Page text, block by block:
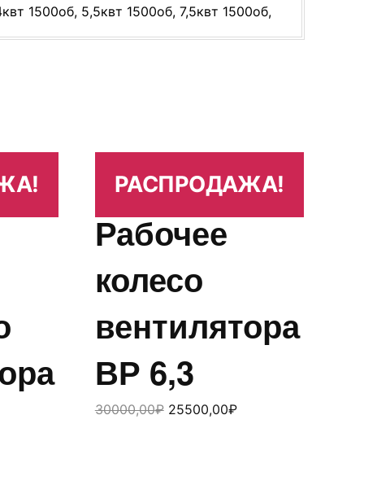
1500об, 5,5квт 1500об, 7,5квт 1500об,
РАСПРОДАЖА!
Рабочее
колесо
вентилятора
ВР 6,3
30000,00₽ 25500,00₽